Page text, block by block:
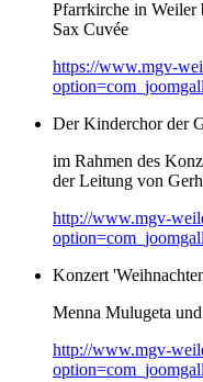
Pfarrkirche in Weiler
Sax Cuvée
https://www.mgv-
Der Kinderchor der
im Rahmen des
der Leitung von
http://www.mgv-
Konzert
Menna Mulugeta
http://www.mgv-